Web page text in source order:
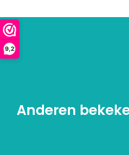
9,2
Anderen